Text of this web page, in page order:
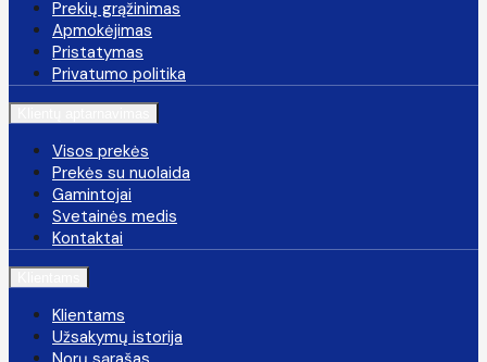
Prekių grąžinimas
Apmokėjimas
Pristatymas
Privatumo politika
Visos prekės
Prekės su nuolaida
Gamintojai
Svetainės medis
Kontaktai
Klientams
Užsakymų istorija